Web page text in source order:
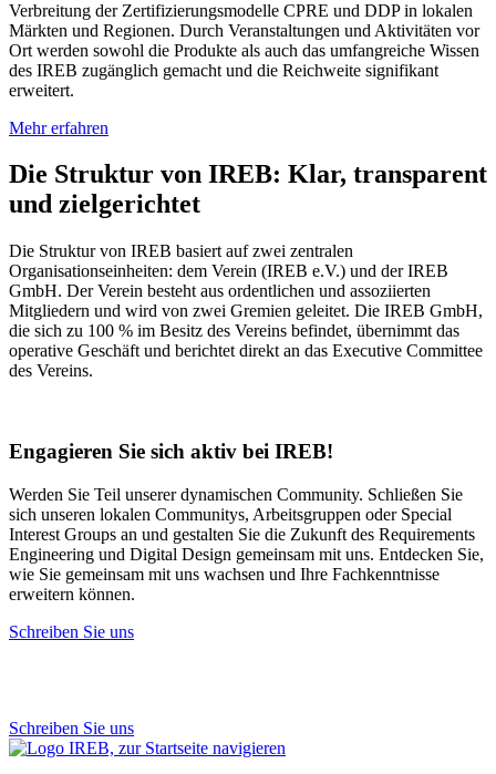
Verbreitung der Zertifizierungsmodelle CPRE und DDP in lokalen
Märkten und Regionen. Durch Veranstaltungen und Aktivitäten vor
Ort werden sowohl die Produkte als auch das umfangreiche Wissen
des IREB zugänglich gemacht und die Reichweite signifikant
erweitert.
Mehr erfahren
Die Struktur von IREB: Klar, transparent
und zielgerichtet
Die Struktur von IREB basiert auf zwei zentralen
Organisationseinheiten: dem Verein (IREB e.V.) und der IREB
GmbH. Der Verein besteht aus ordentlichen und assoziierten
Mitgliedern und wird von zwei Gremien geleitet. Die IREB GmbH,
die sich zu 100 % im Besitz des Vereins befindet, übernimmt das
operative Geschäft und berichtet direkt an das Executive Committee
des Vereins.
Engagieren Sie sich aktiv bei IREB!
Werden Sie Teil unserer dynamischen Community. Schließen Sie
sich unseren lokalen Communitys, Arbeitsgruppen oder Special
Interest Groups an und gestalten Sie die Zukunft des Requirements
Engineering und Digital Design gemeinsam mit uns. Entdecken Sie,
wie Sie gemeinsam mit uns wachsen und Ihre Fachkenntnisse
erweitern können.
Schreiben Sie uns
Schreiben Sie uns